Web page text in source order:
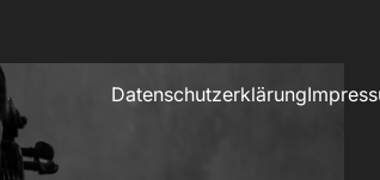
Datenschutzerklärung